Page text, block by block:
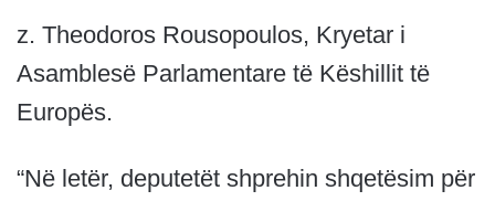
z. Theodoros Rousopoulos, Kryetar i
Asamblesë Parlamentare të Këshillit të
Europës.
“Në letër, deputetët shprehin shqetësim për